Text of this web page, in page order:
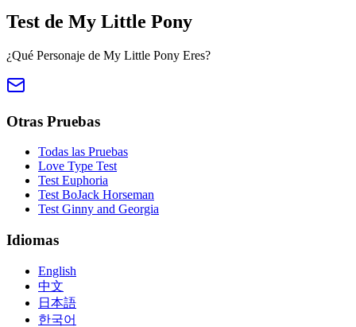
Test de My Little Pony
¿Qué Personaje de My Little Pony Eres?
Otras Pruebas
Todas las Pruebas
Love Type Test
Test Euphoria
Test BoJack Horseman
Test Ginny and Georgia
Idiomas
English
中文
日本語
한국어